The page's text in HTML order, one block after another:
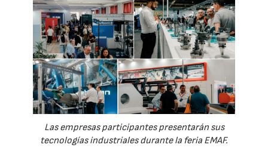
Las empresas participantes presentarán sus
tecnologías industriales durante la feria EMAF.